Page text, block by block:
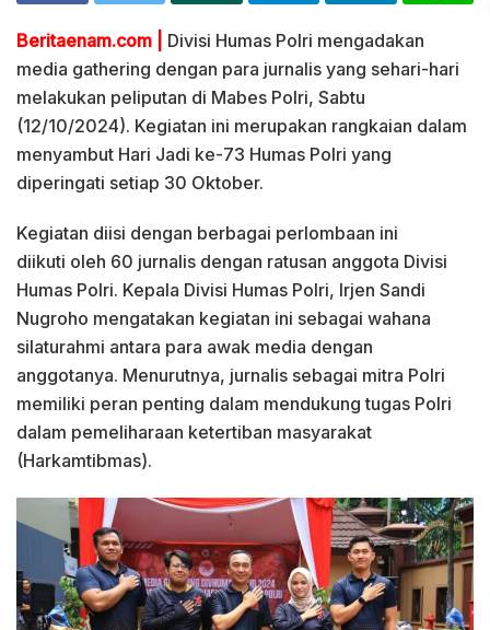
Beritaenam.com |
Divisi Humas Polri mengadakan
media gathering dengan para jurnalis yang sehari-hari
melakukan peliputan di Mabes Polri, Sabtu
(12/10/2024). Kegiatan ini merupakan rangkaian dalam
menyambut Hari Jadi ke-73 Humas Polri yang
diperingati setiap 30 Oktober.
Kegiatan diisi dengan berbagai perlombaan ini
diikuti oleh 60 jurnalis dengan ratusan anggota Divisi
Humas Polri. Kepala Divisi Humas Polri, Irjen Sandi
Nugroho mengatakan kegiatan ini sebagai wahana
silaturahmi antara para awak media dengan
anggotanya. Menurutnya, jurnalis sebagai mitra Polri
memiliki peran penting dalam mendukung tugas Polri
dalam pemeliharaan ketertiban masyarakat
(Harkamtibmas).